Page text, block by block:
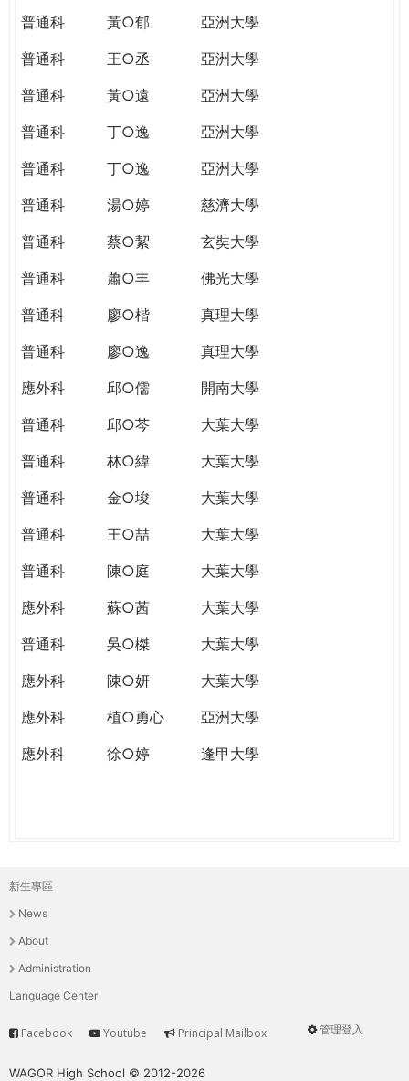
普通科 黃○郁
亞洲大學
普通科
王○丞
亞洲大學
普通科
黃○遠
亞洲大學
普通科
丁○逸
亞洲大學
普通科
丁○逸
亞洲大學
普通科
湯○婷
慈濟大學
普通科
蔡○絜
玄奘大學
普通科
蕭○丰
佛光大學
普通科
廖○楷
真理大學
普通科
廖○逸
真理大學
應外科
邱○儒
開南大學
普通科
邱○芩
大葉大學
普通科
林○緯
大葉大學
普通科
金○埈
大葉大學
普通科
王○喆
大葉大學
普通科
陳○庭
大葉大學
應外科
蘇○茜
大葉大學
普通科
吳○榤
大葉大學
應外科
陳○妍
大葉大學
應外科
植○勇心
亞洲大學
應外科
徐○婷 逢甲大學
主
選
單
新生專區
News
About
Administration
Language Center
User
管理登入
Service
Facebook Youtube Principal Mailbox
WAGOR High School © 2012-2026